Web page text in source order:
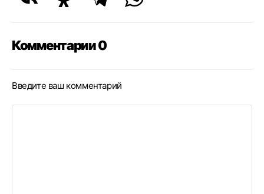
Комментарии 0
Введите ваш комментарий